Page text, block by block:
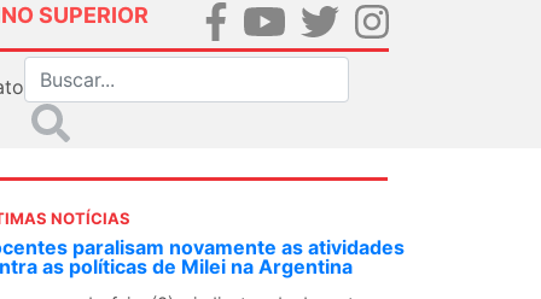
SUPERIOR
NOTÍCIAS
SN convoca docentes para Dia de
Internacionalista com Cuba em
de agosto